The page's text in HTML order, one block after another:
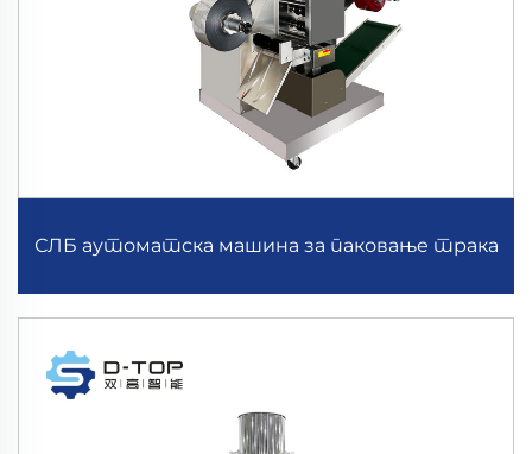
СЛБ аутоматска машина за паковање трака